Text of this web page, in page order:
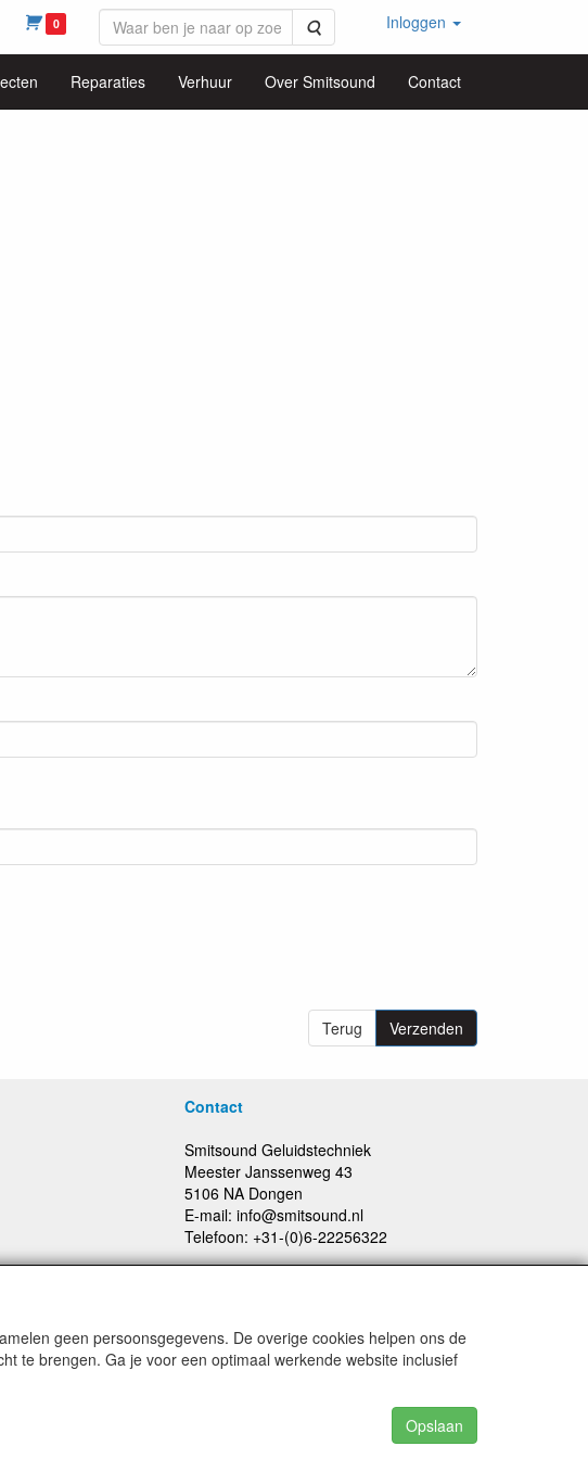
0 Zoeken Inloggen
Reparaties Verhuur Over Smitsound Contact
Terug Verzenden
Contact
Smitsound Geluidstechniek
Meester Janssenweg 43
5106 NA Dongen
E-mail: info@smitsound.nl
Telefoon: +31-(0)6-22256322
Prijswijzigingen en typefouten voorbehouden
geen persoonsgegevens. De overige cookies helpen ons de
te brengen. Ga je voor een optimaal werkende website inclusief
Opslaan